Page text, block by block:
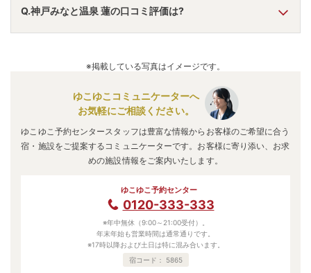
A. チェックインは 15:00~19:00、チェックアウトは〜
です。
※プランによって異なる場合があります。
Q.神戸みなと温泉 蓮の口コミ評価は?
口コミ情報の詳細はこちら。
※掲載している写真はイメージです。
ゆこゆこコミュニケーターへ
お気軽にご相談ください。
ゆこゆこ予約センタースタッフは豊富な情報からお客様のご希望に合う
宿・施設をご提案するコミュニケーターです。お客様に寄り添い、お求
めの施設情報をご案内いたします。
ゆこゆこ予約センター
0120-333-333
※年中無休（9:00～21:00受付）。
年末年始も営業時間は通常通りです。
※17時以降および土日は特に混み合います。
宿コード：
5865